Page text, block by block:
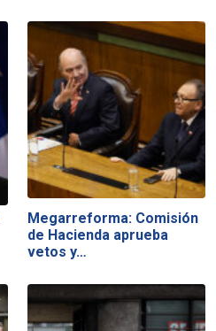
Megarreforma: Comisión
de Hacienda aprueba
vetos y…